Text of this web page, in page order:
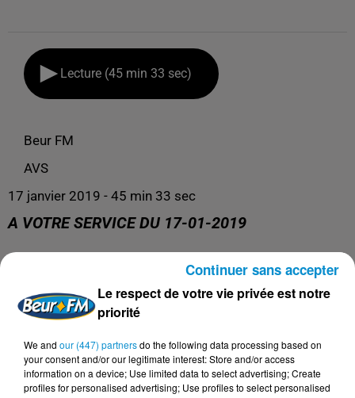
Lecture (45 min 33 sec)
Beur FM
AVS
17 janvier 2019 - 45 min 33 sec
A VOTRE SERVICE DU 17-01-2019
Le respect de votre vie privée est notre
priorité
We and our (447) partnersdo the following data processing based on
your consent and/or our legitimate interest: Store and/or access
information on a device; Use limited data to select advertising; Create
profiles for personalised advertising; Use profiles to select personalised
Continuer sans accepter